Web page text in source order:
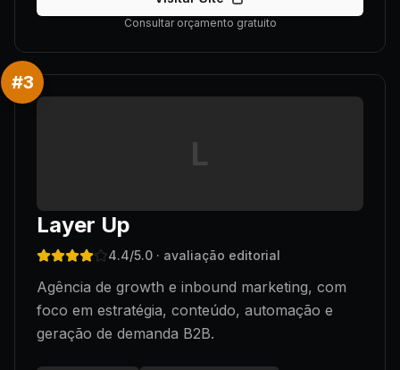
Consultar orçamento gratuito
#3
L
Layer Up
4.4/5.0 · avaliação editorial
Agência de growth e inbound marketing, com
foco em estratégia, conteúdo, automação e
geração de demanda B2B.